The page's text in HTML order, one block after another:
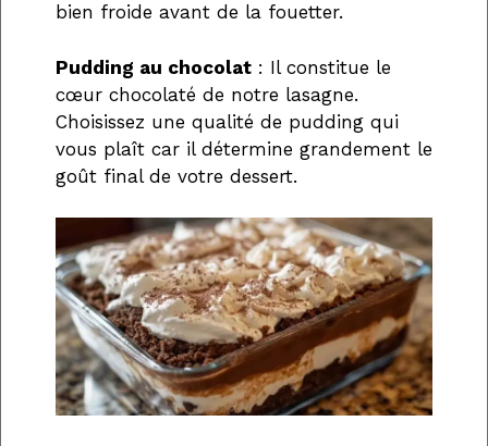
bien froide avant de la fouetter.
Pudding au chocolat : Il constitue le
cœur chocolaté de notre lasagne.
Choisissez une qualité de pudding qui
vous plaît car il détermine grandement le
goût final de votre dessert.